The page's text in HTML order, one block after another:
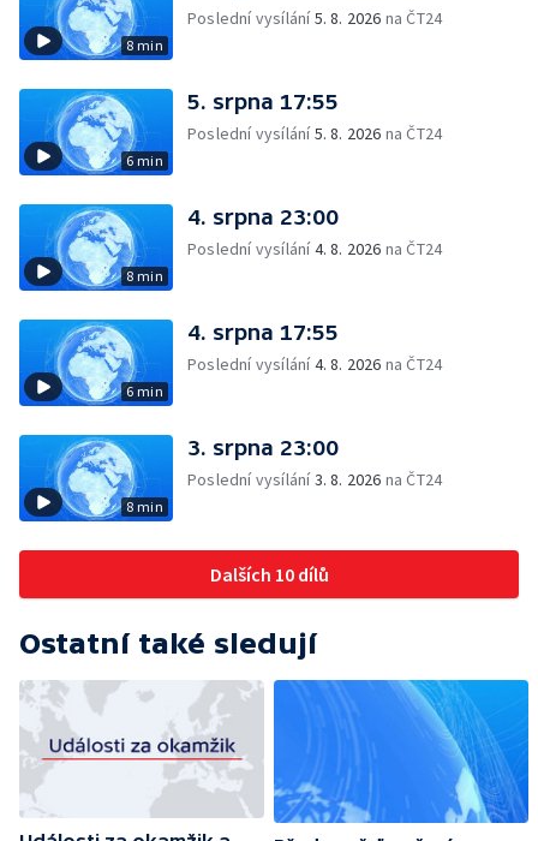
8 min
Poslední vysílání5. 8. 2026 na ČT24
6 min
5. srpna 17:55
Poslední vysílání5. 8. 2026 na ČT24
8 min
4. srpna 23:00
Poslední vysílání4. 8. 2026 na ČT24
6 min
4. srpna 17:55
Poslední vysílání4. 8. 2026 na ČT24
8 min
3. srpna 23:00
Poslední vysílání3. 8. 2026 na ČT24
Dalších 10 dílů
Ostatní také sledují